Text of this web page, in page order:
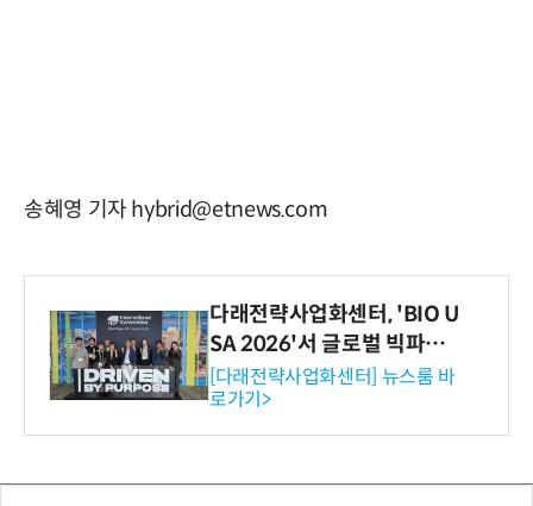
송혜영 기자 hybrid@etnews.com
다래전략사업화센터, 'BIO U
SA 2026'서 글로벌 빅파마
와의 비즈니스 미팅 지원…K
-바이오 해외 진출 교두보 확
보
[다래전략사업화센터] 뉴스룸 바
로가기>